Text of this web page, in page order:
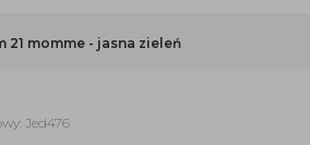
momme - jasna zieleń
Jed476